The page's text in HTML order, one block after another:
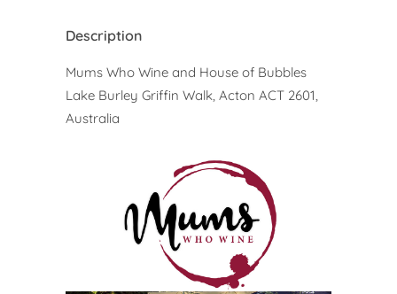
Description
Mums Who Wine and House of Bubbles
Lake Burley Griffin Walk, Acton ACT 2601,
Australia